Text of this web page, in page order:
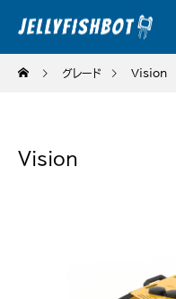
グレード Vision
Vision